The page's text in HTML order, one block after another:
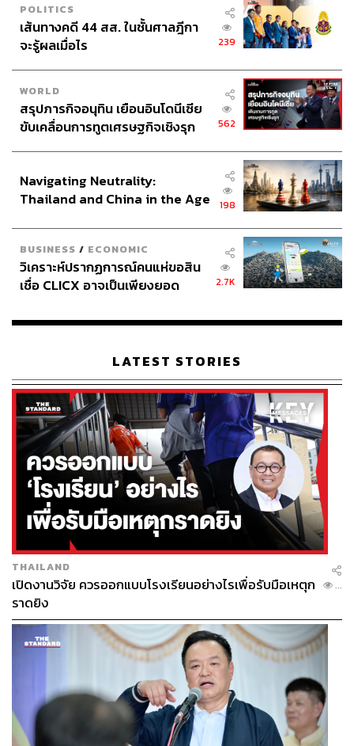
POLITICS
เส้นทางคดี 44 สส. ในชั้นศาลฎีกา
จะรู้ผลเมื่อไร
239
WORLD
สรุปภารกิจอนุทิน เยือนอินโดนีเซีย
ขับเคลื่อนการทูตเศรษฐกิจเชิงรุก
562
Navigating Neutrality:
Thailand and China in the Age
198
BUSINESS / ECONOMIC
วิเคราะห์ปรากฏการณ์คนแห่ขอสิน
เชื่อ CLICX อาจเป็นเพียงยอด
เรือนไทยที่ถูกซุกไว้
2.7K
LATEST STORIES
THAILAND
เปิดงานวิจัย ควรออกแบบโรงเรียนอย่างไรเพื่อรับมือเหตุก
ราดยิง
...